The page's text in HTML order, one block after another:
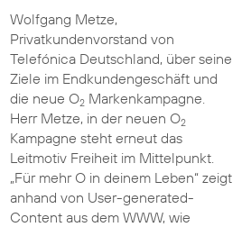
Wolfgang Metze,
Privatkundenvorstand von
Telefónica Deutschland, über seine
Ziele im Endkundengeschäft und
die neue O2Markenkampagne.
Herr Metze, in der neuen O2
Kampagne steht erneut das
Leitmotiv Freiheit im Mittelpunkt.
„Für mehr O in deinem Leben“ zeigt
anhand von User-generated-
Content aus dem WWW, wie